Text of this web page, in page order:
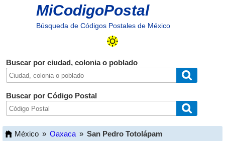
MiCodigoPostal
Búsqueda de Códigos Postales de México
Buscar por ciudad, colonia o poblado
Buscar por Código Postal
México » Oaxaca » San Pedro Totolápam